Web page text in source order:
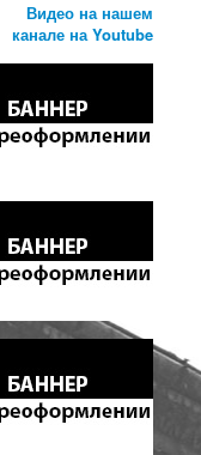
Видео на нашем
канале на Youtube